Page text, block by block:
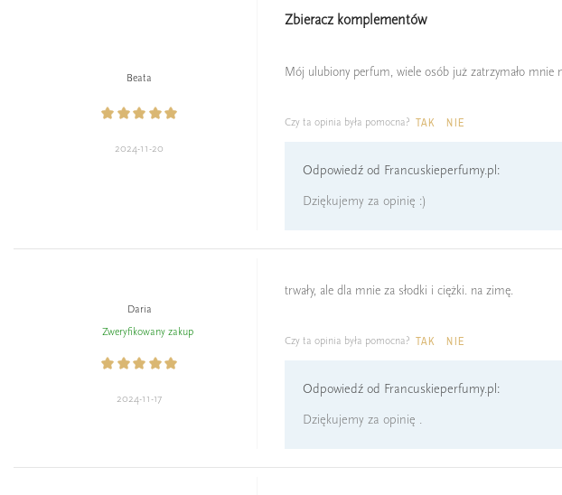
Beata
2024-11-20
Zbieracz komplementów
Mój ulubiony perfum, wiele osób już zatrzymało mnie
Czy ta opinia była pomocna? TAK NIE
Odpowiedź od Francuskieperfumy.pl:
Dziękujemy za opinię :)
Daria
Zweryfikowany zakup
2024-11-17
trwały, ale dla mnie za słodki i ciężki. na zimę.
Czy ta opinia była pomocna? TAK NIE
Odpowiedź od Francuskieperfumy.pl:
Dziękujemy za opinię .